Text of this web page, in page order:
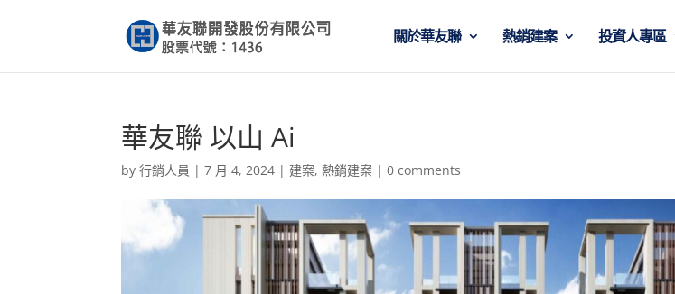
關於華友聯 熱銷建案 投資人專區
華友聯 以山 Ai
by行銷人員 |7 月 4, 2024 | 建案, 熱銷建案 |0 comments